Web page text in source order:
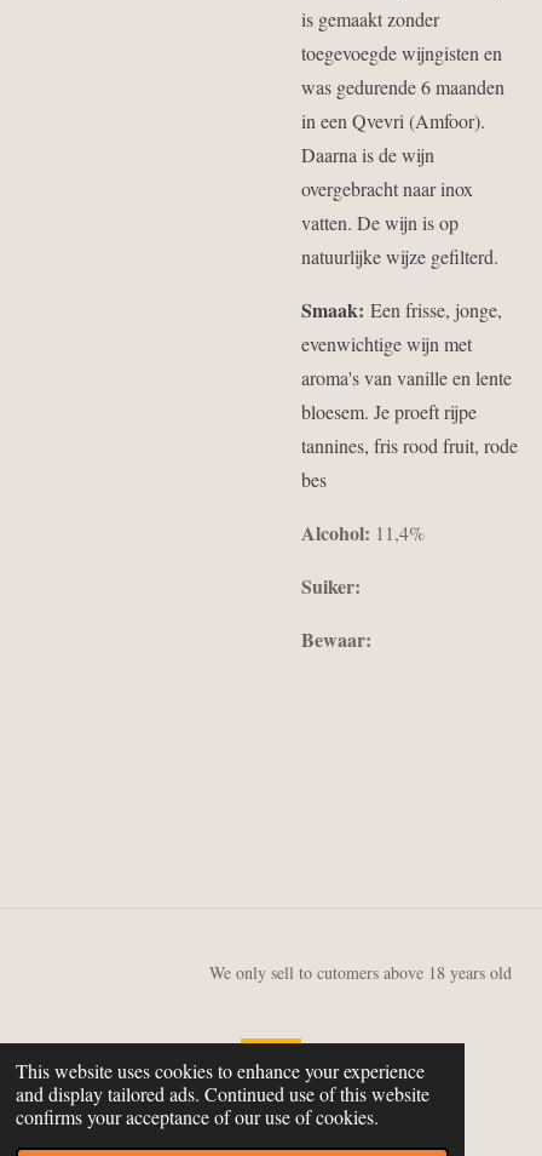
This website uses cookies to enhance your experience
and display tailored ads. Continued use of this website
confirms your acceptance of our use of cookies.
is gemaakt zonder
toegevoegde wijngisten en
was gedurende 6 maanden
in een Qvevri (Amfoor).
Daarna is de wijn
overgebracht naar inox
vatten. De wijn is op
natuurlijke wijze gefilterd.
Smaak: Een frisse, jonge,
evenwichtige wijn met
aroma's van vanille en lente
bloesem. Je proeft rijpe
tannines, fris rood fruit, rode
bes
Alcohol: 11,4%
Suiker:
Bewaar:
We only sell to cutomers above 18 years old
© 2019 GQW